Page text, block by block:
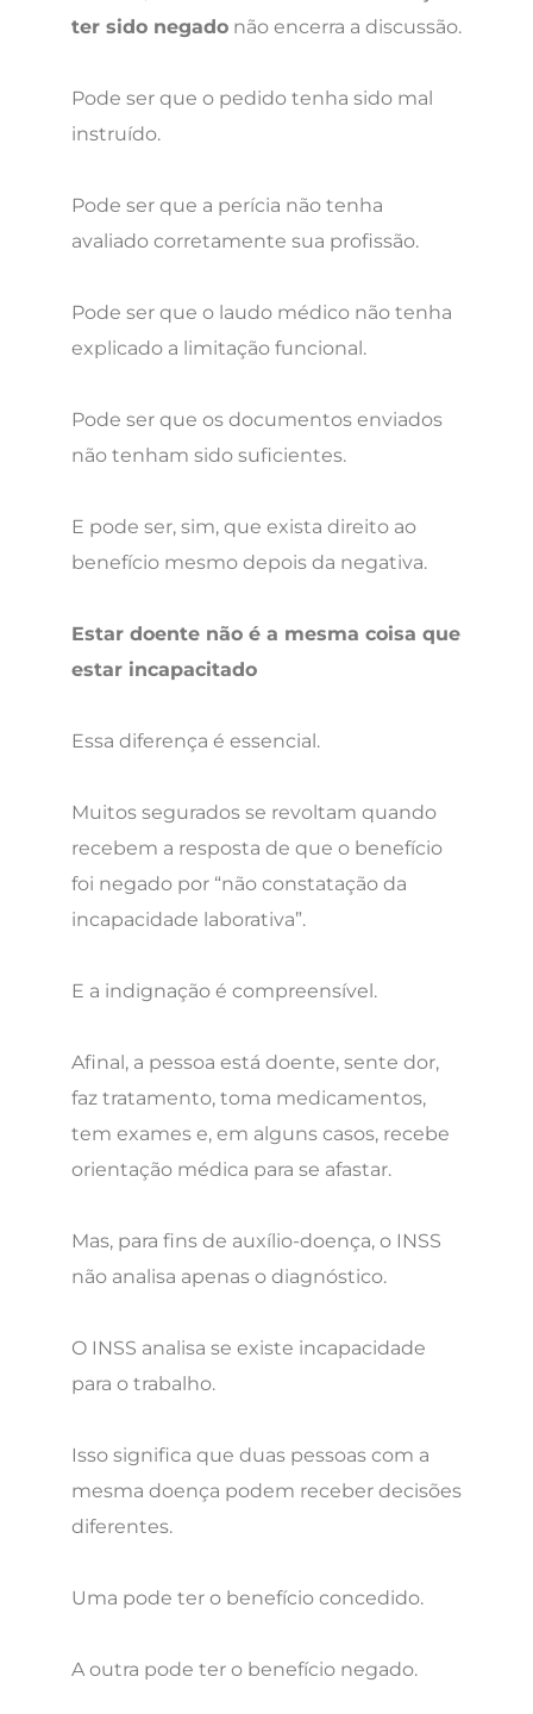
ter sido negado não encerra a discussão.
Pode ser que o pedido tenha sido mal
instruído.
Pode ser que a perícia não tenha
avaliado corretamente sua profissão.
Pode ser que o laudo médico não tenha
explicado a limitação funcional.
Pode ser que os documentos enviados
não tenham sido suficientes.
E pode ser, sim, que exista direito ao
benefício mesmo depois da negativa.
Estar doente não é a mesma coisa que
estar incapacitado
Essa diferença é essencial.
Muitos segurados se revoltam quando
recebem a resposta de que o benefício
foi negado por “não constatação da
incapacidade laborativa”.
E a indignação é compreensível.
Afinal, a pessoa está doente, sente dor,
faz tratamento, toma medicamentos,
tem exames e, em alguns casos, recebe
orientação médica para se afastar.
Mas, para fins de auxílio-doença, o INSS
não analisa apenas o diagnóstico.
O INSS analisa se existe incapacidade
para o trabalho.
Isso significa que duas pessoas com a
mesma doença podem receber decisões
diferentes.
Uma pode ter o benefício concedido.
A outra pode ter o benefício negado.